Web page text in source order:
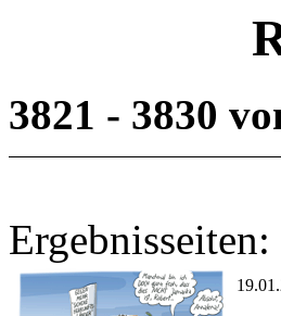
3821 - 3830
Ergebnisseiten: